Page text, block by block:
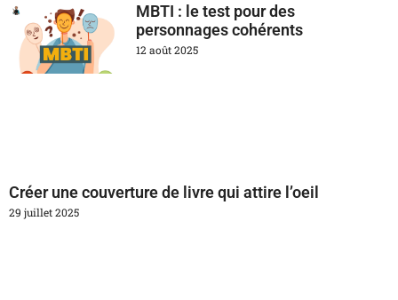
MBTI : le test pour des
personnages cohérents
12 août 2025
Créer une couverture de livre qui attire l’oeil
29 juillet 2025